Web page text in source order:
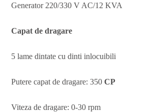
Generator 220/330 V AC/12 KVA
Capat de dragare
5 lame dintate cu dinti inlocuibili
Putere capat de dragare: 350CP
Viteza de dragare: 0-30 rpm